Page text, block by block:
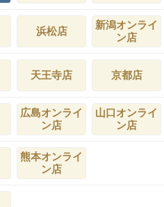
浜松店
新潟オンライ
ン店
天王寺店 京都店
広島オンライ
ン店
山口オンライ
ン店
熊本オンライ
ン店